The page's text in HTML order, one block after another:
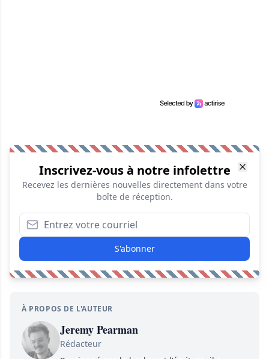
Inscrivez-vous à notre infolettre
Recevez les dernières nouvelles directement dans votre
boîte de réception.
S'abonner
À PROPOS DE L'AUTEUR
Jeremy Pearman
Rédacteur